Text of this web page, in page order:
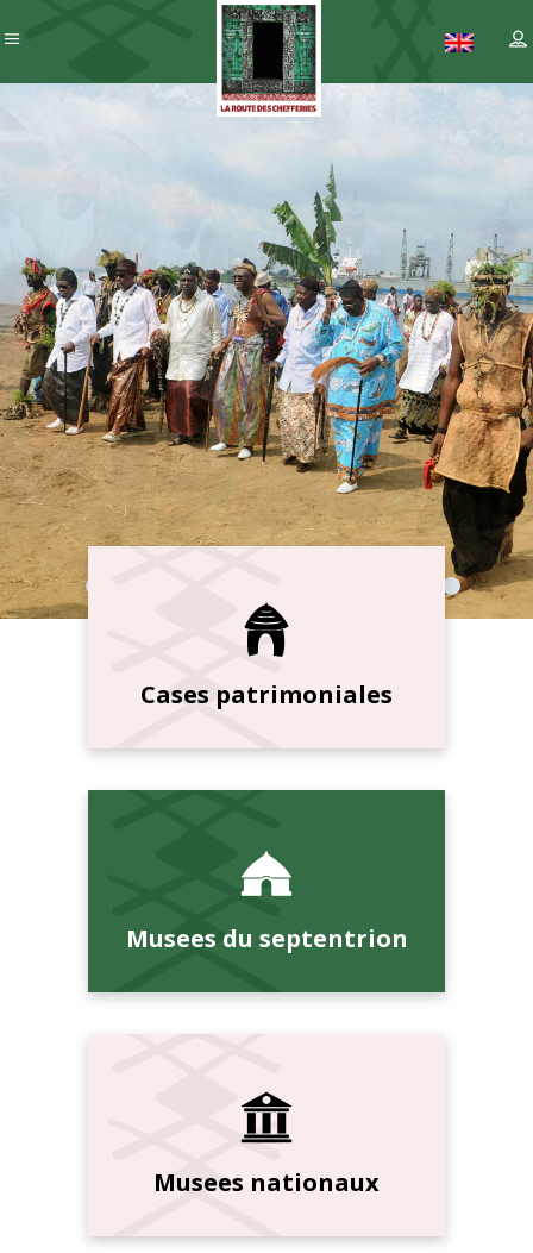
Patrimoine
– ICC
Cases patrimoniales
Musees du septentrion
Musees nationaux